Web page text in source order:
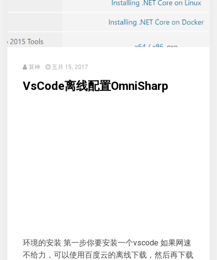
算神 五月 15, 2017
VsCode离线配置OmniSharp
环境的安装 第一步你要安装一个vscode 如果网速
不给力，可以使用百度云的离线下载，然后再下载